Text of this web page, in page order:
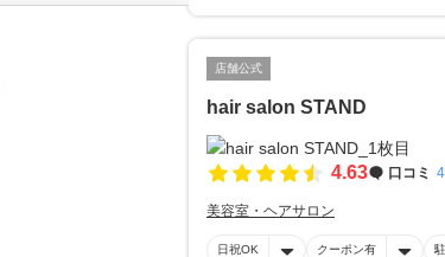
店舗公式
hair salon STAND
4.63 口コミ
美容室・ヘアサロン
日祝OK クーポン有